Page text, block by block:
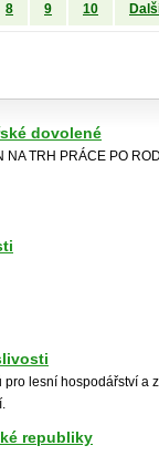
8 9 10
dovolené
TRH PRÁCE PO
lesní hospodářství a
republiky